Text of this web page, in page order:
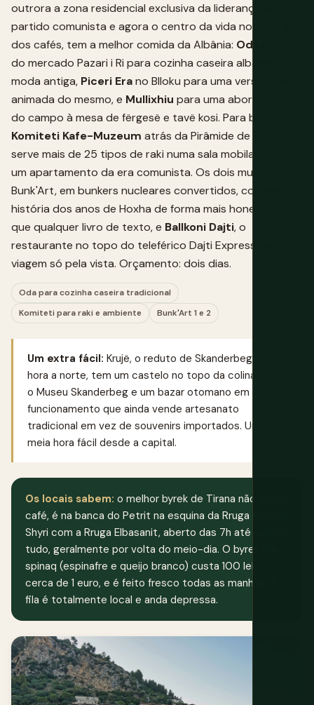
outrora a zona residencial exclusiva da liderança do
partido comunista e agora o centro da vida noturna e
dos cafés, tem a melhor comida da Albânia: Oda
do mercado Pazari i Ri para cozinha caseira albanesa à
moda antiga, Piceri Erano Blloku para uma versão mais
animada do mesmo, e Mullixhiu para uma abordagem
do campo à mesa de fërgesë e tavë kosi. Para beber,
Komiteti Kafe-Muzeum atrás da Pirâmide de Tirana
serve mais de 25 tipos de raki numa sala mobilada como
um apartamento da era comunista. Os dois museus
Bunk'Art, em bunkers nucleares convertidos, contam a
história dos anos de Hoxha de forma mais honesta do
que qualquer livro de texto, e Ballkoni Dajti, o
restaurante no topo do teleférico Dajti Express, vale a
viagem só pela vista. Orçamento: dois dias.
Oda para cozinha caseira tradicional
Komiteti para raki e ambiente
Bunk'Art 1 e 2
Um extra fácil: Krujë, o reduto de Skanderbeg a uma
hora a norte, tem um castelo no topo da colina com
o Museu Skanderbeg e um bazar otomano em
funcionamento que ainda vende artesanato
tradicional em vez de souvenirs importados. Uma
meia hora fácil desde a capital.
Os locais sabem: o melhor byrek de Tirana não é num
café, é na banca do Petrit na esquina da Rruga Myslym
Shyri com a Rruga Elbasanit, aberto das 7h até vender
tudo, geralmente por volta do meio-dia. O byrek me
spinaq (espinafre e queijo branco) custa 100 lek,
cerca de 1 euro, e é feito fresco todas as manhãs. A
fila é totalmente local e anda depressa.